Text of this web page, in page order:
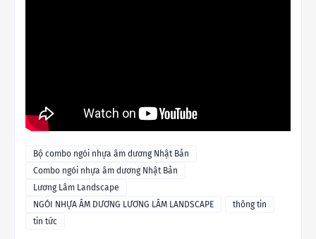
Bộ combo ngói nhựa âm dương Nhật Bản
Combo ngói nhựa âm dương Nhật Bản
Lương Lâm Landscape
NGÓI NHỰA ÂM DƯƠNG LƯƠNG LÂM LANDSCAPE
thông tin
tin tức